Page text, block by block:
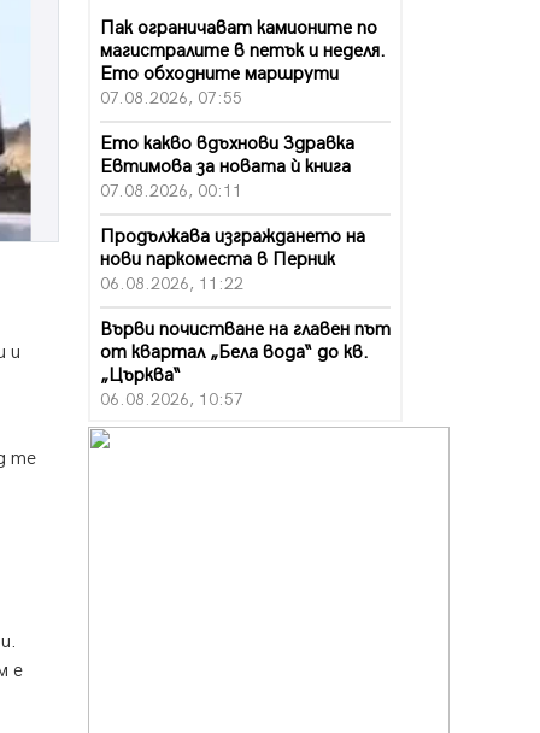
и
те
е
Пак ограничават камионите по
магистралите в петък и неделя.
Ето обходните маршрути
07.08.2026, 07:55
Ето какво вдъхнови Здравка
Евтимова за новата ѝ книга
07.08.2026, 00:11
Продължава изграждането на
нови паркоместа в Перник
06.08.2026, 11:22
Върви почистване на главен път
от квартал „Бела вода“ до кв.
„Църква“
06.08.2026, 10:57
Четири сигнала до пожарната в